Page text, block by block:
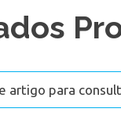
artigo para